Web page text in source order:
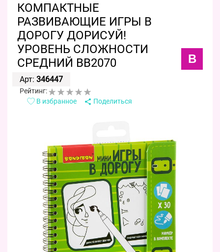
КОМПАКТНЫЕ
РАЗВИВАЮЩИЕ ИГРЫ В
ДОРОГУ ДОРИСУЙ!
УРОВЕНЬ СЛОЖНОСТИ
СРЕДНИЙ ВВ2070
B
Арт: 346447
Рейтинг:
В избранное
Поделиться